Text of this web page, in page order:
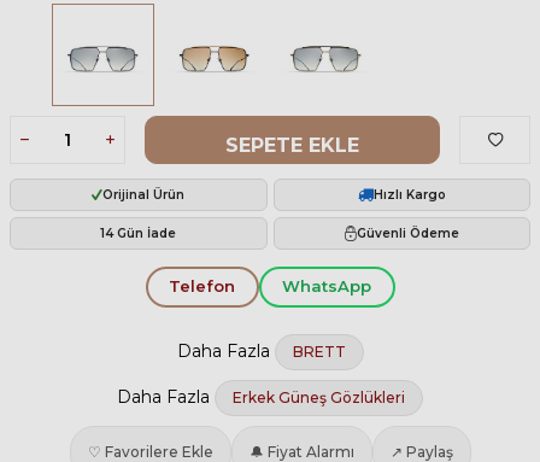
SEPETE EKLE
Orijinal Ürün Hızlı Kargo
14 Gün İade Güvenli Ödeme
Telefon WhatsApp
Daha Fazla BRETT
Daha Fazla Erkek Güneş Gözlükleri
♡ Favorilere Ekle 🔔 Fiyat Alarmı ↗ Paylaş